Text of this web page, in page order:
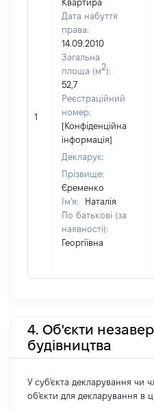
1
Квартира
Дата набуття
права:
14.09.2010
Загальна
площа (м2):
52,7
Реєстраційний
номер:
[Конфіденційна
інформація]
Декларує:
Прізвище:
Єременко
Ім'я:
Наталія
По батькові (за
наявності):
Георгіївна
4. Об'єкти
будівництва
У суб'єкта декларування чи
об'єкти для декларування в